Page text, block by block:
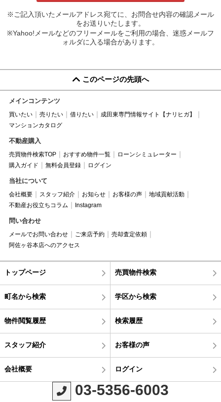
※ご記入頂いたメールアドレス宛てに、お問合せ内容の確認メール
をお送りいたします。
※Yahoo!メールなどのフリーメールをご利用の場合、迷惑メールフ
ォルダに入る場合があります。
このページの先頭へ
メインコンテンツ
買いたい 売りたい 借りたい
成田東専門情報サイト【ナリヒガ】
マンションカタログ
不動産購入
売買物件検索TOP おすすめ物件一覧
ローンシミュレーター
購入ガイド
無料会員登録 ログイン
当社について
会社概要 スタッフ紹介 お知らせ お客様の声
地域貢献活動
不動産お役立ちコラム
Instagram
問い合わせ
メールでお問い合わせ ご来店予約
売却査定依頼
阿佐ヶ谷本店へのアクセス
トップページ 売買物件検索
町名から検索 学区から検索
物件閲覧履歴 検索履歴
スタッフ紹介 お客様の声
会社概要 ログイン
03-5356-6003